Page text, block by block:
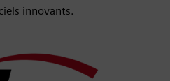
innovants.